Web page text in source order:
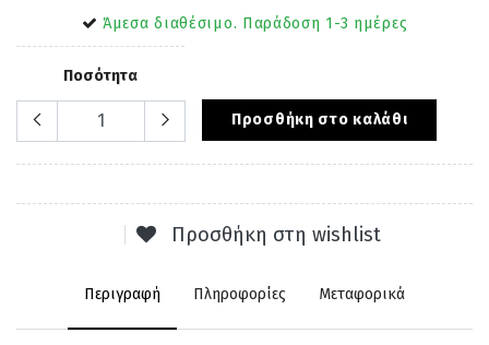
Άμεσα διαθέσιμο. Παράδοση 1-3 ημέρες
Ποσότητα
Προσθήκη στο καλάθι
Προσθήκη στη wishlist
Περιγραφή Πληροφορίες Μεταφορικά